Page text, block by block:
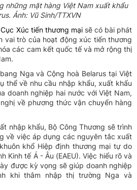
những mặt hàng Việt Nam xuất khẩu
Ảnh: Vũ Sinh/TTXVN
Cục Xúc tiến thương mạisẽ có bài phát
vai trò của hoạt động xúc tiến thương
các cam kết quốc tế và mở rộng thị
Nga và Cộng hoà Belarus tại Việt
thể về nhu cầu nhập khẩu, xuất khẩu
doanh nghiệp hai nước với Việt Nam,
về phương thức vận chuyển hàng
nhập khẩu, Bộ Công Thương sẽ trình
về việc áp dụng các nguyên tắc xuất
khổ Hiệp định thương mại tự do
Kinh tế Á - Âu (EAEU). Việc hiểu rõ và
được kỳ vọng sẽ giúp doanh nghiệp
khi thâm nhập thị trường Nga và